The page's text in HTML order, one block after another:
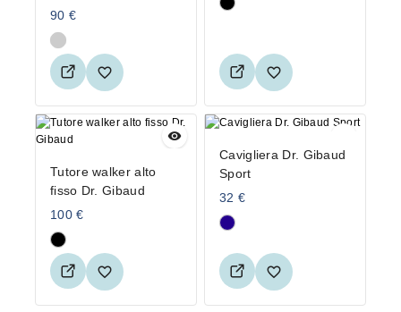
90 €
Tutore walker alto
fisso Dr. Gibaud
100€
Cavigliera Dr. Gibaud
Sport
32 €